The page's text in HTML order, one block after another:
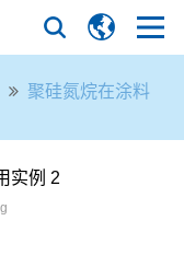
聚硅氮烷在涂料
实例 2